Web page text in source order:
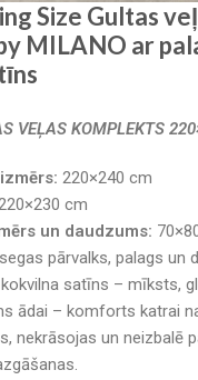
Size Gultas
MILANO ar
VEĻAS KOMPLEKTS
220×240 cm
cm
un daudzums:
pārvalks, palags un
kokvilna satīns – mīksts,
ādai – komforts katrai
nekrāsojas un neizbalē